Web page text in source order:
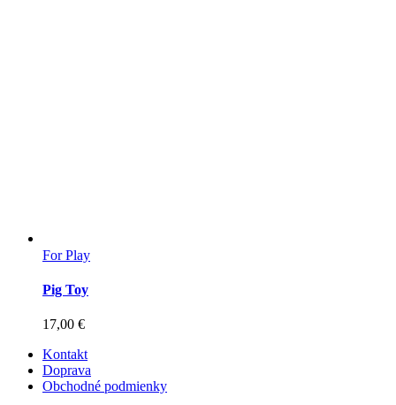
For Play
Pig Toy
17,00 €
Kontakt
Doprava
Obchodné podmienky